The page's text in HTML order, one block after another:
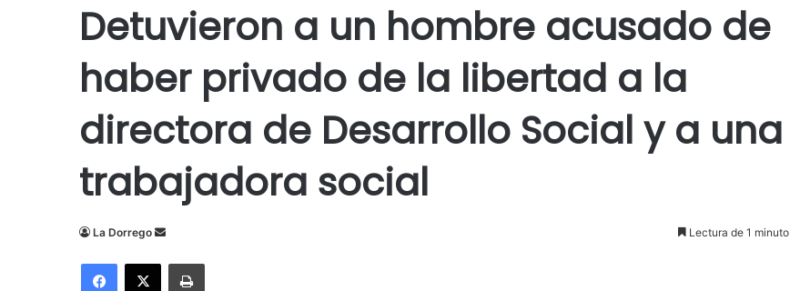
Detuvieron a un hombre acusado de
haber privado de la libertad a la
directora de Desarrollo Social y a una
trabajadora social
La Dorrego
Send
email
Lectura de 1 minuto
Facebook
X Imprimir